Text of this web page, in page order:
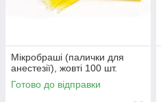
Мікробраші (палички для
анестезії), жовті 100 шт.
Готово до відправки